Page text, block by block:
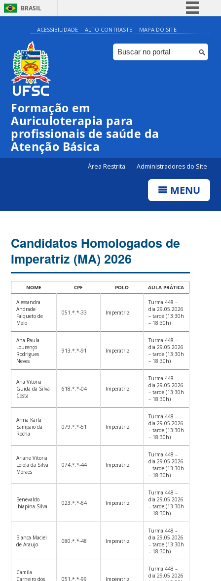
BRASIL
Simplifique!
Comunica BR
Participe
ACESSIBILIDADE ALTO CONTRASTE MAPA DO SITE
Formação em
Auriculoterapia para
profissionais de saúde da
Atenção Básica
Área Restrita Administradores do Site
MENU
Candidatos Homologados de
Imperatriz (MA) 2026
NOME CPF POLO AULA PRÁTICA
Alessandra
Andrade
Falqueto de
Melo
051.*.*-33 Imperatriz
Turma 448 –
dia 29.05.2026
– tarde (13:30h
– 18:30h)
Ana Paula
Lourenço
Rodrigues
Neves
913.*.*-91 Imperatriz
Turma 448 –
dia 29.05.2026
– tarde (13:30h
– 18:30h)
Ana Vitoria
Guida da Silva
Costa
618.*.*-04 Imperatriz
Turma 448 –
dia 29.05.2026
– tarde (13:30h
– 18:30h)
Anna Karla
Sampaio da
Rocha
079.*.*-51 Imperatriz
Turma 448 –
dia 29.05.2026
– tarde (13:30h
– 18:30h)
Ariane Vitoria
Loiola da Silva
Moraes
074.*.*-44 Imperatriz
Turma 448 –
dia 29.05.2026
– tarde (13:30h
– 18:30h)
Benevaldo
Ibiapina Silva
023.*.*-64 Imperatriz
Turma 448 –
dia 29.05.2026
– tarde (13:30h
– 18:30h)
Bianca Maciel
de Araujo
080.*.*-48 Imperatriz
Turma 448 –
dia 29.05.2026
– tarde (13:30h
– 18:30h)
Camila
Carneiro dos
051.*.*-99 Imperatriz
Turma 448 –
dia 29.05.2026